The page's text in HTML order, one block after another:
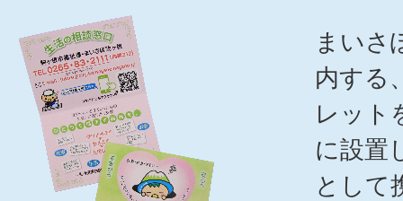
まいさ
内する
レット
に設置
として